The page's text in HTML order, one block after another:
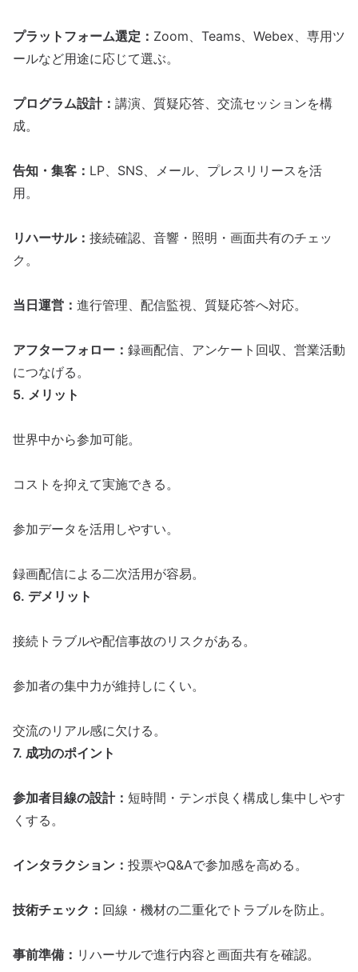
プラットフォーム選定： Zoom、Teams、Webex、専用ツ
ールなど用途に応じて選ぶ。
プログラム設計： 講演 、質疑応答、 交流セッションを構
成。
告知・ 集客 ： LP SNS メール プレスリリース を活
用。
リハーサル： 接続確認、音響・照明・画面共有のチェッ
ク。
当日運営： 進行管理、 配信監視、質疑応答へ対応。
アフターフォロー： 録画配信 、アンケート回収、営業活動
につなげる。
5. メリット
世界中から参加可能。
コストを抑えて実施できる。
参加データを活用しやすい。
録画配信による二次活用が容易。
6. デメリット
接続トラブルや配信事故のリスクがある。
参加者の集中力が維持しにくい。
交流のリアル感に欠ける。
7. 成功のポイント
参加者目線の設計： 短時間・テンポ良く構成し集中しやす
くする。
インタラクション： 投票やQ&Aで参加感を高める。
技術チェック： 回線・機材の二重化でトラブルを防止。
事前準備： リハーサルで進行内容と画面共有を確認。